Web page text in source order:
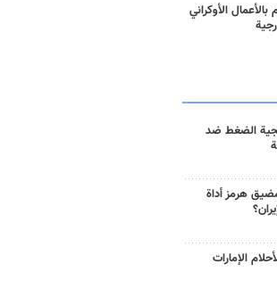
بالأعمال الأوكراني
الضغط ضد
هرمز أداة
الإمارات